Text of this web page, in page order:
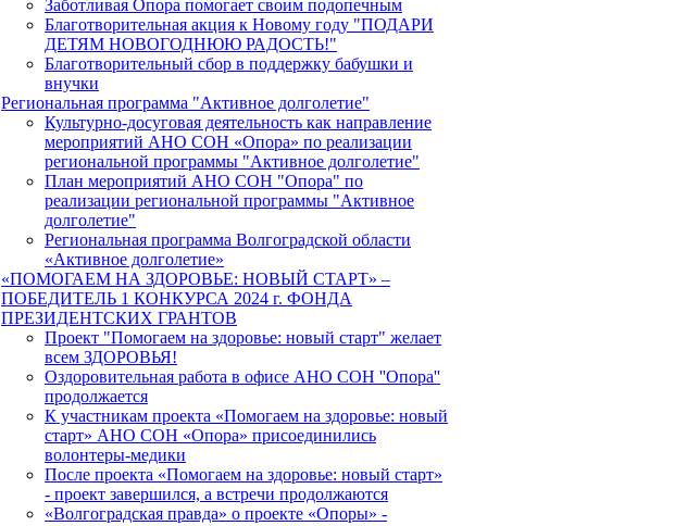
Заботливая Опора помогает своим подопечным
Благотворительная акция к Новому году "ПОДАРИ
ДЕТЯМ НОВОГОДНЮЮ РАДОСТЬ!"
Благотворительный сбор в поддержку бабушки и
внучки
Региональная программа "Активное долголетие"
Культурно-досуговая деятельность как направление
мероприятий АНО СОН «Опора» по реализации
региональной программы "Активное долголетие"
План мероприятий АНО СОН "Опора" по
реализации региональной программы "Активное
долголетие"
Региональная программа Волгоградской области
«Активное долголетие»
«ПОМОГАЕМ НА ЗДОРОВЬЕ: НОВЫЙ СТАРТ» –
ПОБЕДИТЕЛЬ 1 КОНКУРСА 2024 г. ФОНДА
ПРЕЗИДЕНТСКИХ ГРАНТОВ
Проект "Помогаем на здоровье: новый старт" желает
всем ЗДОРОВЬЯ!
Оздоровительная работа в офисе АНО СОН ''Опора''
продолжается
К участникам проекта «Помогаем на здоровье: новый
старт» АНО СОН «Опора» присоединились
волонтеры-медики
После проекта «Помогаем на здоровье: новый старт»
- проект завершился, а встречи продолжаются
«Волгоградская правда» о проекте «Опоры» -